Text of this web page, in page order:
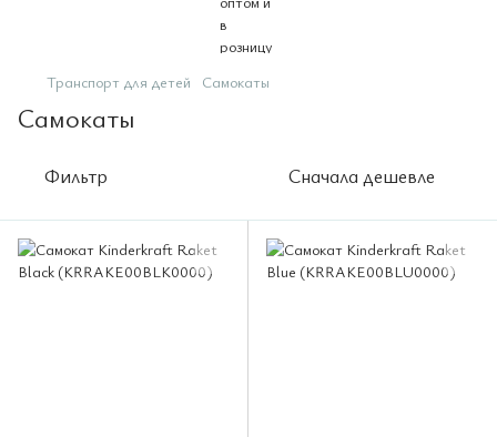
Транспорт для детей Самокаты
Самокаты
Фильтр Сначала дешевле